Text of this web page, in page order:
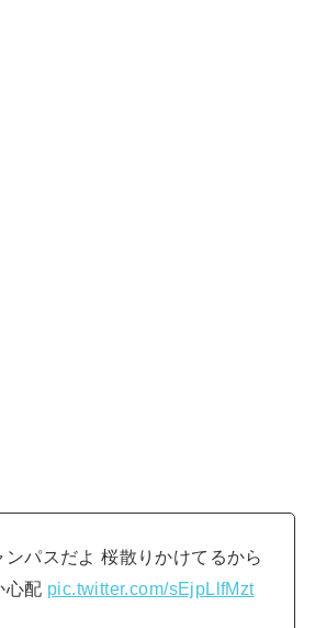
パスだよ 桜散りかけてるから
心配 pic.twitter.com/sEjpLlfMzt